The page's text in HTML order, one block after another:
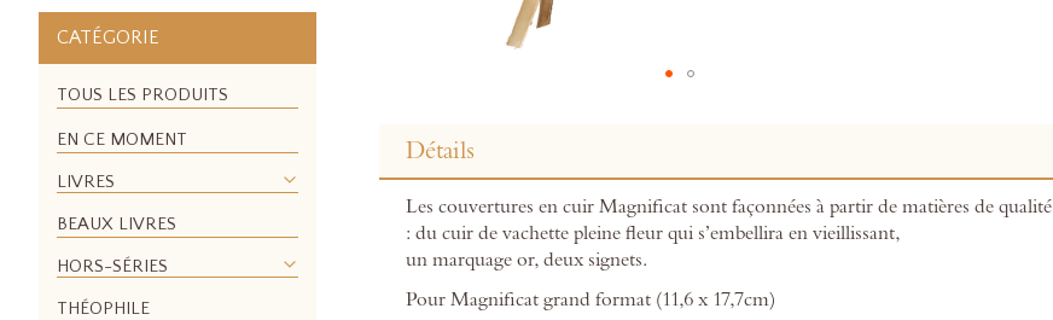
beginning
images
gallery
Détails
Les couvertures en cuir Magnificat sont façonnées à partir de matières de qualité
: du cuir de vachette pleine fleur qui s’embellira en vieillissant,
un marquage or, deux signets.
Pour Magnificat grand format (11,6 x 17,7cm)
CATÉGORIE
TOUS LES PRODUITS
EN CE MOMENT
LIVRES
BEAUX LIVRES
HORS-SÉRIES
THÉOPHILE